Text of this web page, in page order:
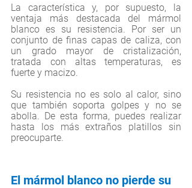
La característica y, por supuesto, la
ventaja más destacada del mármol
blanco es su resistencia. Por ser un
conjunto de finas capas de caliza, con
un grado mayor de cristalización,
tratada con altas temperaturas, es
fuerte y macizo.
Su resistencia no es solo al calor, sino
que también soporta golpes y no se
abolla. De esta forma, puedes realizar
hasta los más extraños platillos sin
preocuparte.
El mármol blanco no pierde su